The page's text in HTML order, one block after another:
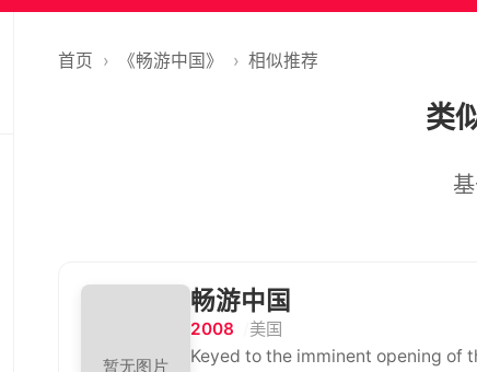
首页 › 《畅游中国》 › 相似推荐
类
畅游中国
2008
美国
Keyed to the imminent opening of